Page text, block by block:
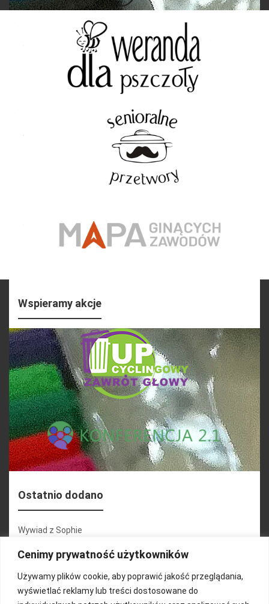
Cenimy prywatność użytkowników
Używamy plików cookie, aby poprawić jakość przeglądania,
wyświetlać reklamy lub treści dostosowane do
Wspieramy akcje
Ostatnio dodano
Wywiad z Sophie
Konferencja 2.1
Martyna Wojciechowska
Relacja zdjęciowa 25.09.2024r (cz.2)